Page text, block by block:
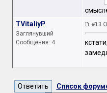
TVitaliyP
Заглянувший
Сообщения: 4
#13
Список